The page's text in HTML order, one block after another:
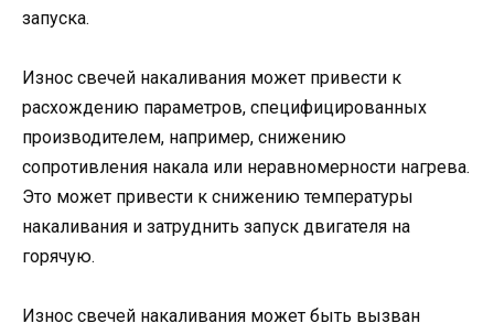
запуска.
Износ свечей накаливания может привести к
расхождению параметров, специфицированных
производителем, например, снижению
сопротивления накала или неравномерности нагрева.
Это может привести к снижению температуры
накаливания и затруднить запуск двигателя на
горячую.
Износ свечей накаливания может быть вызван